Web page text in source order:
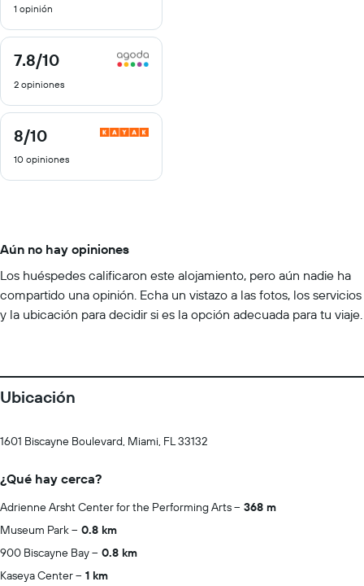
10
1 opinión
7.8/10
7.8
10
2 opiniones
8/10
8
de
10
10 opiniones
Aún no hay opiniones
Los huéspedes calificaron este alojamiento, pero aún nadie ha
compartido una opinión. Echa un vistazo a las fotos, los servicios
y la ubicación para decidir si es la opción adecuada para tu viaje.
Ubicación
1601 Biscayne Boulevard, Miami, FL 33132
¿Qué hay cerca?
Adrienne Arsht Center for the Performing Arts
368 m
Museum Park
0.8 km
900 Biscayne Bay
0.8 km
Kaseya Center
1 km